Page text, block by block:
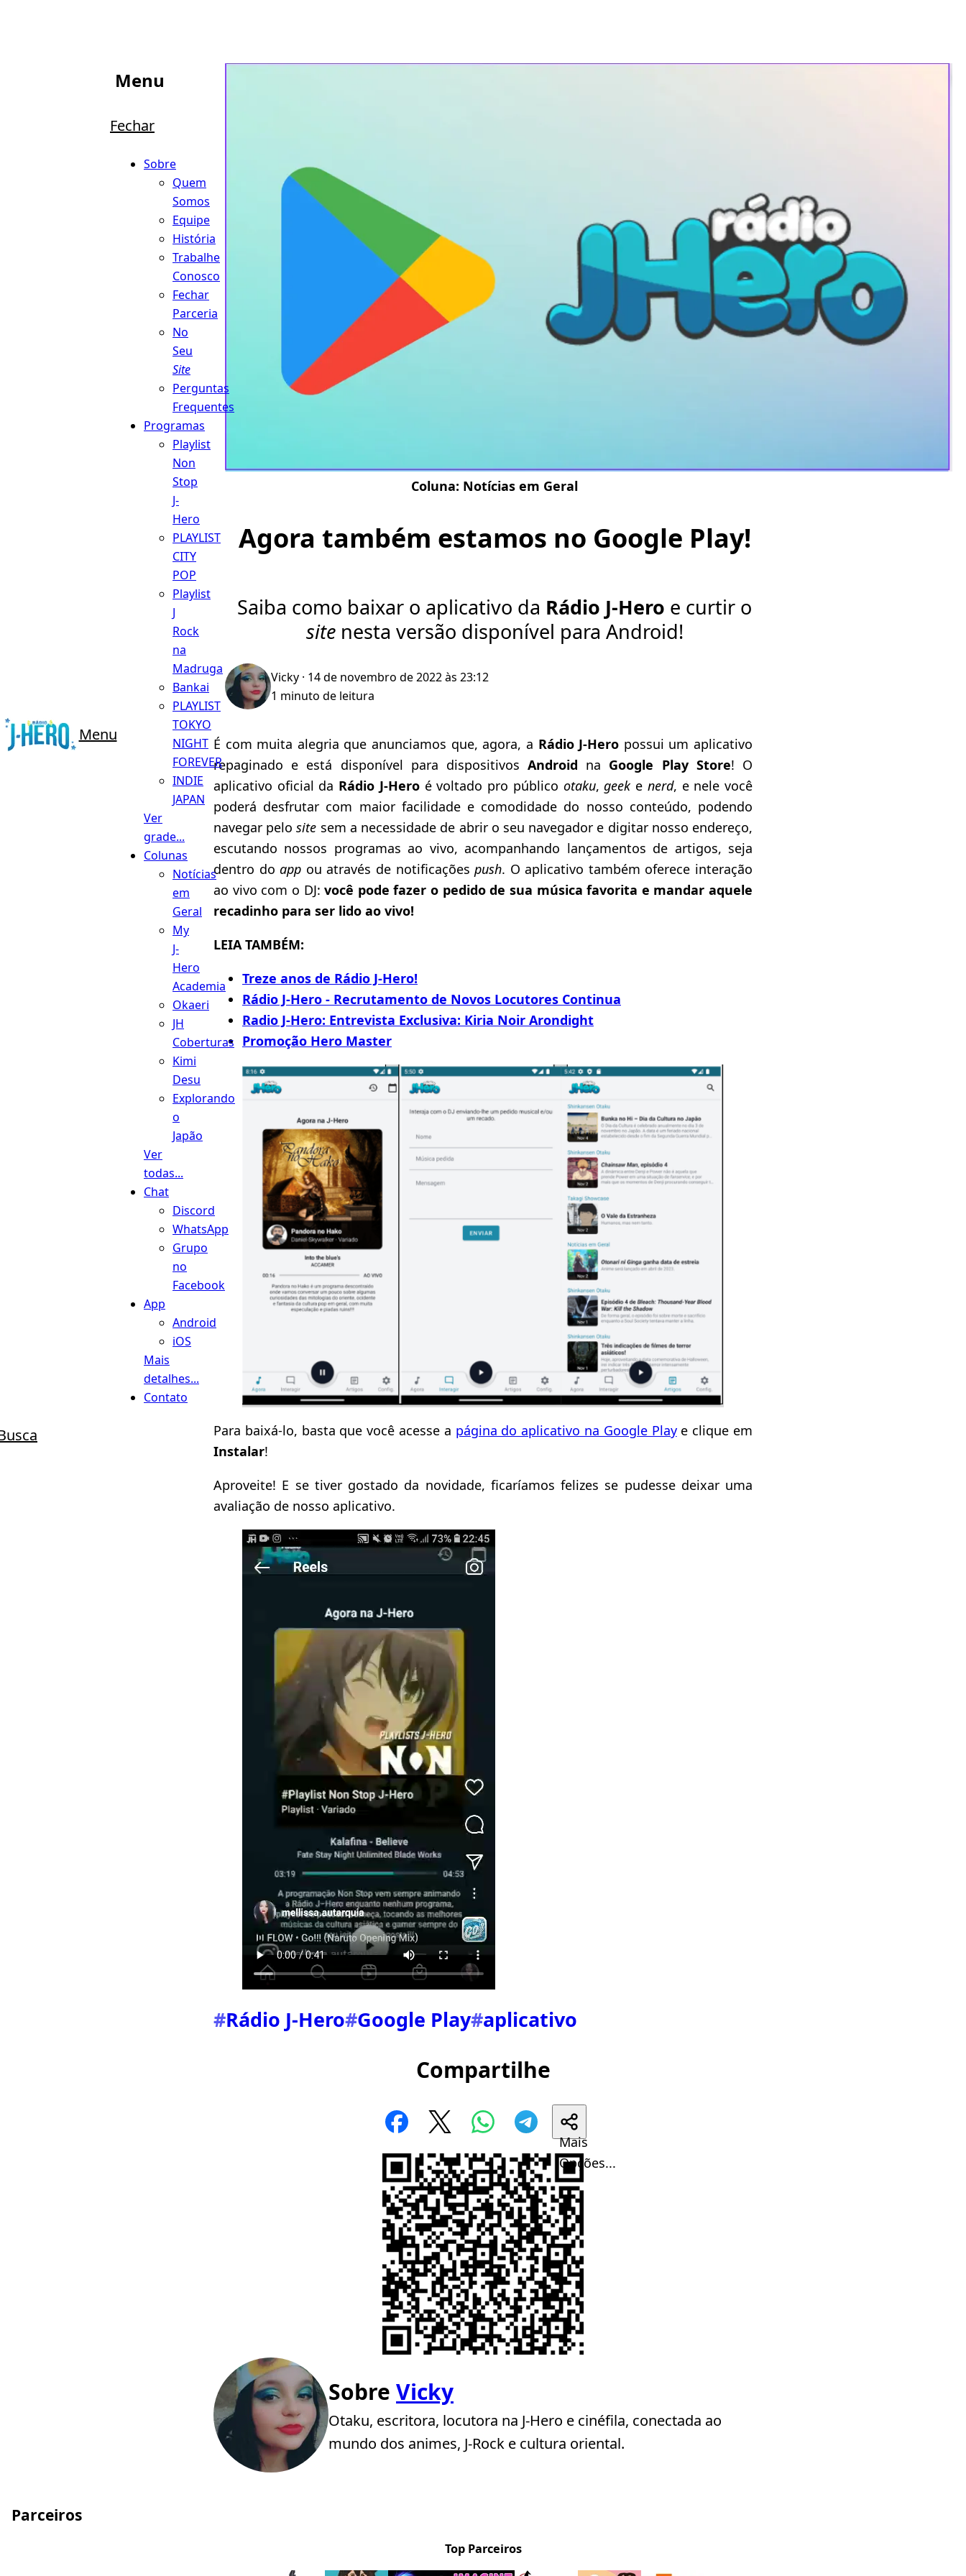
Menu
Menu
Fechar
Sobre
Quem
Somos
Equipe
História
Trabalhe
Conosco
Fechar
Parceria
No
Seu
Site
Perguntas
Frequentes
Programas
Playlist
Non
Stop
J-
Hero
PLAYLIST
CITY
POP
Playlist
J
Rock
na
Madruga
Bankai
PLAYLIST
TOKYO
NIGHT
FOREVER
INDIE
JAPAN
Ver
grade...
Colunas
Notícias
em
Geral
My
J-
Hero
Academia
Okaeri
JH
Coberturas
Kimi
Desu
Explorando
o
Japão
Ver
todas...
Chat
Discord
WhatsApp
Grupo
no
Facebook
App
Android
iOS
Mais
detalhes...
Contato
Coluna: Notícias em Geral
Agora também estamos no Google Play!
Saiba como baixar o aplicativo da Rádio J-Hero e curtir o
sitenesta versão disponível para Android!
Vicky · 14 de novembro de 2022 às 23:12
1 minuto de leitura
É com muita alegria que anunciamos que, agora, a Rádio J-Hero possui um aplicativo
repaginado e está disponível para dispositivosAndroid na Google Play Store! O
aplicativo oficial da Rádio J-Heroé voltado pro público otaku,geeke nerd, e nele você
poderá desfrutar com maior facilidade e comodidade do nosso conteúdo, podendo
navegar pelosite sem a necessidade de abrir o seu navegador e digitar nosso endereço,
escutando nossos programas ao vivo, acompanhando lançamentos de artigos, seja
dentro doapp ou através de notificaçõespush. O aplicativo também oferece interação
ao vivo com o DJ:você pode fazer o pedido de sua música favorita e mandar aquele
recadinho para ser lido ao vivo!
LEIA TAMBÉM:
Treze anos de Rádio J-Hero!
Rádio J-Hero - Recrutamento de Novos Locutores Continua
Radio J-Hero: Entrevista Exclusiva: Kiria Noir Arondight
Promoção Hero Master
Para baixá-lo, basta que você acesse a página do aplicativo na Google Playe clique em
Instalar!
Aproveite! E se tiver gostado da novidade, ficaríamos felizes se pudesse deixar uma
avaliação de nosso aplicativo.
#Rádio J-Hero#Google Play#aplicativo
Compartilhe
Mais
Opções...
Sobre Vicky
Otaku, escritora, locutora na J-Hero e cinéfila, conectada ao
mundo dos animes, J-Rock e cultura oriental.
Parceiros
Top Parceiros